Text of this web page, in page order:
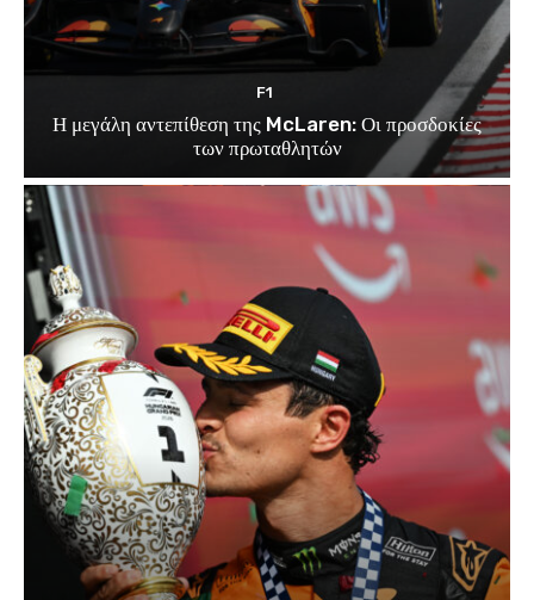
F1
Η μεγάλη αντεπίθεση της McLaren: Οι προσδοκίες
των πρωταθλητών